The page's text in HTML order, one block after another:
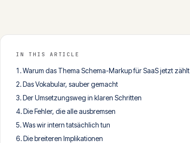
IN THIS ARTICLE
Warum das Thema Schema-Markup für SaaS jetzt zählt
Das Vokabular, sauber gemacht
Der Umsetzungsweg in klaren Schritten
Die Fehler, die alle ausbremsen
Was wir intern tatsächlich tun
Die breiteren Implikationen